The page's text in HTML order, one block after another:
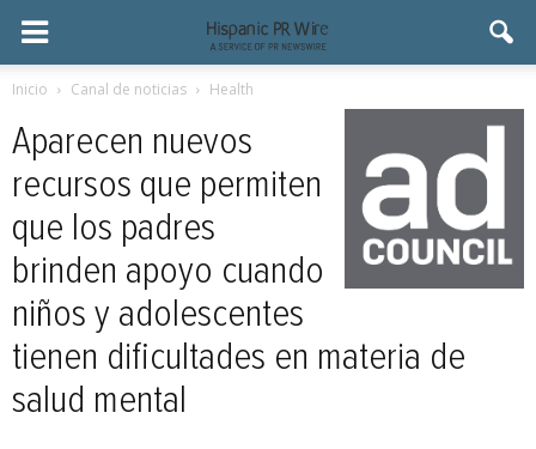
Inicio Canal de noticias Health
Aparecen nuevos
recursos que permiten
que los padres
brinden apoyo cuando
niños y adolescentes
tienen dificultades en materia de
salud mental